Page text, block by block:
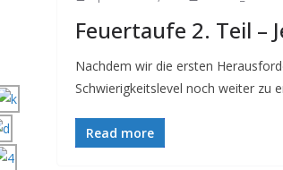
Feuertaufe 2. Teil –
Nachdem wir die ersten
Schwierigkeitslevel noch weiter zu
Read more